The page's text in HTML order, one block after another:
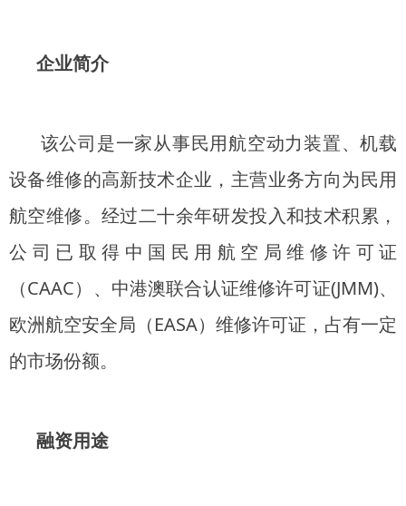
企业简介
该公司是一家从事民用航空动力装置、机载
设备维修的高新技术企业，主营业务方向为民用
航空维修。经过二十余年研发投入和技术积累，
公司已取得中国民用航空局维修许可证
（CAAC）、中港澳联合认证维修许可证(JMM)、
欧洲航空安全局（EASA）维修许可证，占有一定
的市场份额。
融资用途